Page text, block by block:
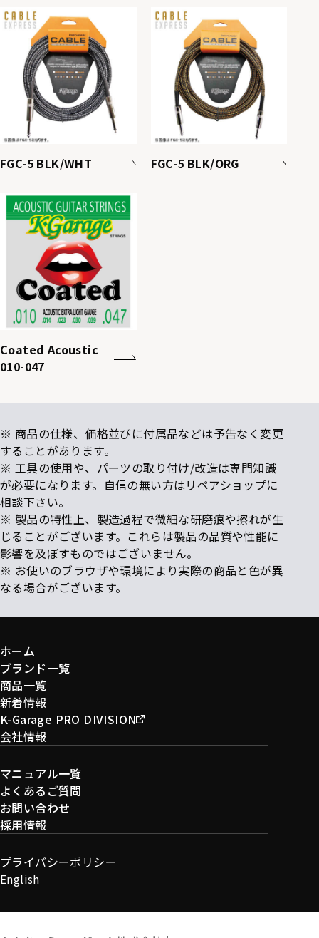
FGC-5 BLK/WHT FGC-5 BLK/ORG
Coated Acoustic
010-047
※ 商品の仕様、価格並びに付属品などは予告なく変更
することがあります。
※ 工具の使用や、パーツの取り付け/改造は専門知識
が必要になります。自信の無い方はリペアショップに
相談下さい。
※ 製品の特性上、製造過程で微細な研磨痕や擦れが生
じることがございます。これらは製品の品質や性能に
影響を及ぼすものではございません。
※ お使いのブラウザや環境により実際の商品と色が異
なる場合がございます。
ホーム
ブランド一覧
商品一覧
新着情報
K-Garage PRO DIVISION
会社情報
マニュアル一覧
よくあるご質問
お問い合わせ
採用情報
プライバシーポリシー
English